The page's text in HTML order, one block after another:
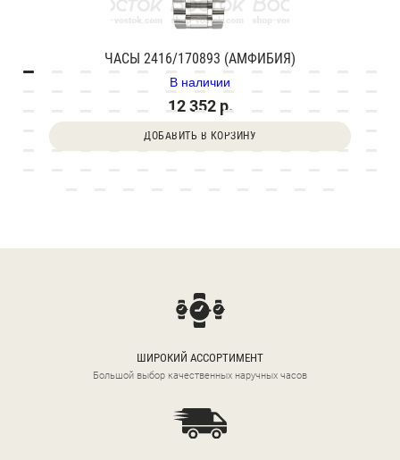
ЧАСЫ 2416/170893 (АМФИБИЯ)
В наличии
12 352 р.
ДОБАВИТЬ В КОРЗИНУ
ШИРОКИЙ АССОРТИМЕНТ
Большой выбор качественных наручных часов